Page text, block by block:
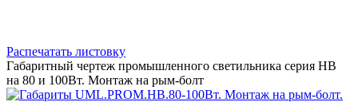
Распечатать листовку
Габаритный чертеж промышленного светильника серия HB
на 80 и 100Вт. Монтаж на рым-болт